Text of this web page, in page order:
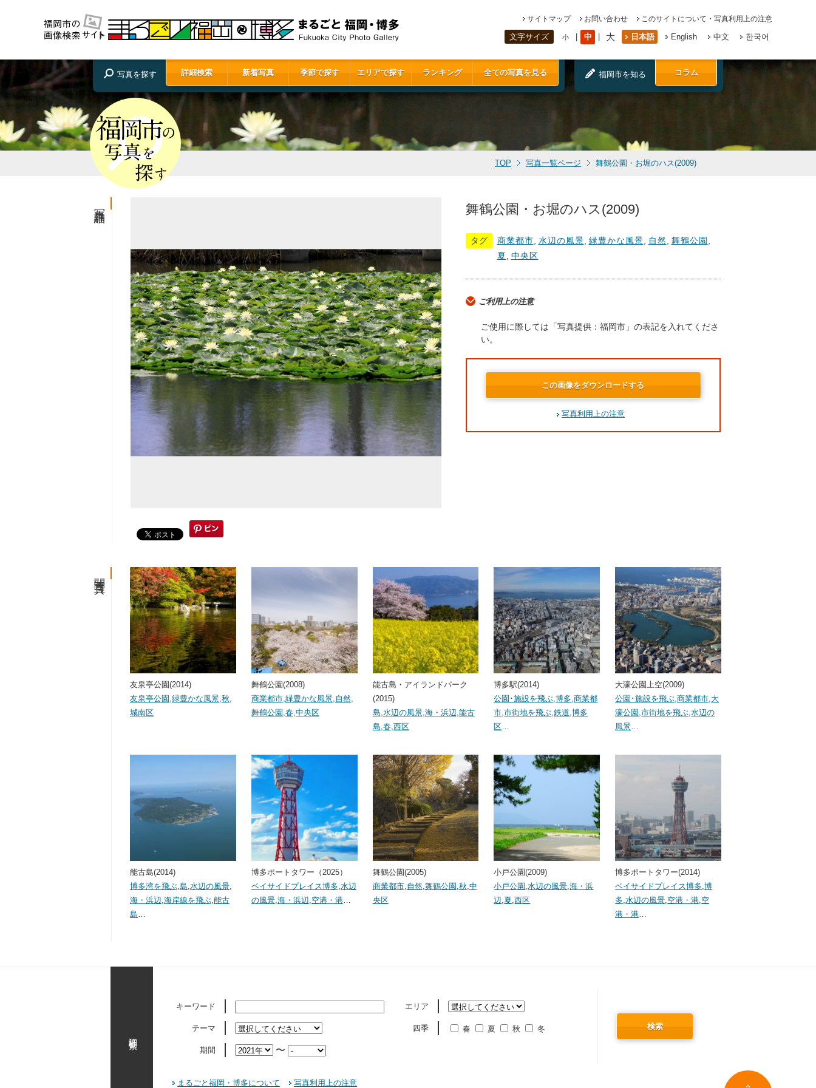
サイトマップ お問い合わせ このサイトについて・写真利用上の注意
文字サイズ 小 中 大 日本語 English 中文 한국어
写真を探す 詳細検索 新着写真 季節で探す エリアで探す ランキング 全ての写真を見る 福岡市を知る コラム
TOP 写真一覧ページ 舞鶴公園・お堀のハス(2009)
舞鶴公園・お堀のハス(2009)
タグ 商業都市 水辺の風景 緑豊かな風景 自然 舞鶴公園
夏
中央区
ご利用上の注意
ご使用に際しては「写真提供：福岡市」の表記を入れてくださ
い。
この画像をダウンロードする
写真利用上の注意
友泉亭公園(2014)
友泉亭公園 緑豊かな風景 秋
城南区
舞鶴公園(2008)
商業都市, 緑豊かな風景, 自然,
舞鶴公園 春, 中央区
能古島・アイランドパーク
(2015)
島 水辺の風景, 海・浜辺 能古
島 春, 西区
博多駅(2014)
公園･施設を飛ぶ ,博多 ,商業都
市 ,市街地を飛ぶ ,鉄道 ,博多
区
大濠公園上空(2009)
公園･施設を飛ぶ ,商業都市 大
濠公園 ,市街地を飛ぶ ,水辺の
風景
能古島(2014)
博多湾を飛ぶ 島 水辺の風景
海・浜辺 海岸線を飛ぶ 能古
島
博多ポートタワー（2025）
ベイサイドプレイス博多 水辺
の風景, 海・浜辺 空港・港…
舞鶴公園(2005)
商業都市, 自然, 舞鶴公園 秋 中
央区
小戸公園(2009)
小戸公園 ,水辺の風景 ,海・浜
辺 夏 ,西区
博多ポートタワー(2014)
ベイサイドプレイス博多 ,博
多 ,水辺の風景 空港・港 空
港・港
キーワード エリア
テーマ 四季 春 夏 秋 冬
期間 〜
検索
まるごと福岡・博多について 写真利用上の注意